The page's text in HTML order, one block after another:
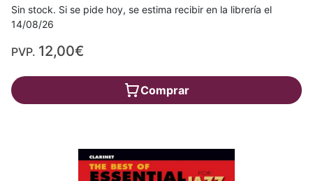
Sin stock. Si se pide hoy, se estima recibir en la librería el
14/08/26
PVP. 12,00€
Comprar